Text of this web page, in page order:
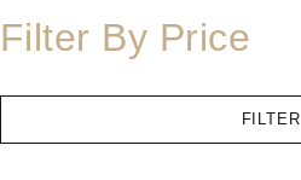
Filter By Price
FILTER